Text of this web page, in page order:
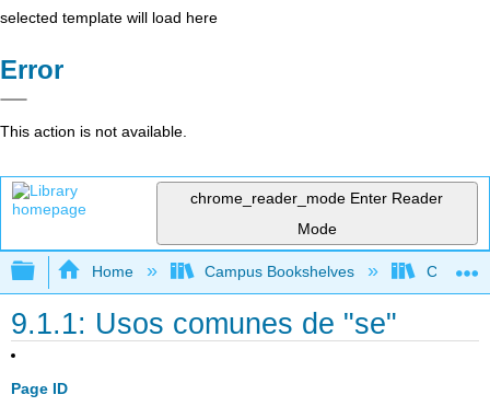
selected template will load here
Error
This action is not available.
chrome_reader_mode Enter Reader
Mode
Expand/collapse global hierarchy
Home Campus Bookshelves Cañada
9.1.1: Usos comunes de "se"
Page ID